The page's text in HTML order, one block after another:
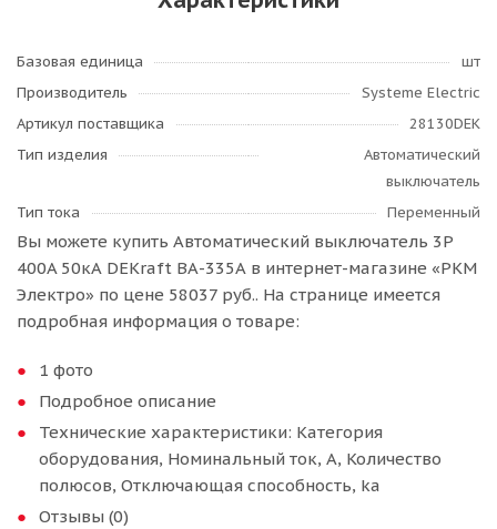
Базовая единица
шт
Производитель
Systeme Electric
Артикул поставщика
28130DEK
Тип изделия
Автоматический
выключатель
Тип тока
Переменный
Вы можете купить Автоматический выключатель 3P
400A 50кА DEKraft ВА-335А в интернет-магазине «РКМ
Электро» по цене 58037 руб.. На странице имеется
подробная информация о товаре:
1 фото
Подробное описание
Технические характеристики: Категория
оборудования, Номинальный ток, А, Количество
полюсов, Отключающая способность, ka
Отзывы (0)